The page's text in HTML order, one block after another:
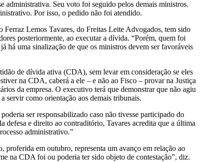
administrativa. Seu voto foi seguido pelos demais ministros.
Por isso, o pedido não foi atendido.
Lemos Tavares, do Freitas Leite Advogados, tem sido
posteriormente, ao executar a dívida. “Porém, quem foi
há uma sinalização de que os ministros devem ser favoráveis
de dívida ativa (CDA), sem levar em consideração se eles
na CDA, caberá a ele – e não ao Fisco – provar na Justiça
da empresa. O executivo terá que demonstrar que não agiu
servir como orientação aos demais tribunais.
ser responsabilizado caso não tivesse participado do
e direito ao contraditório, Tavares acredita que a última
administrativo.”
em outubro, representa um avanço em relação ao
na CDA foi ou poderia ter sido objeto de contestação”, diz.